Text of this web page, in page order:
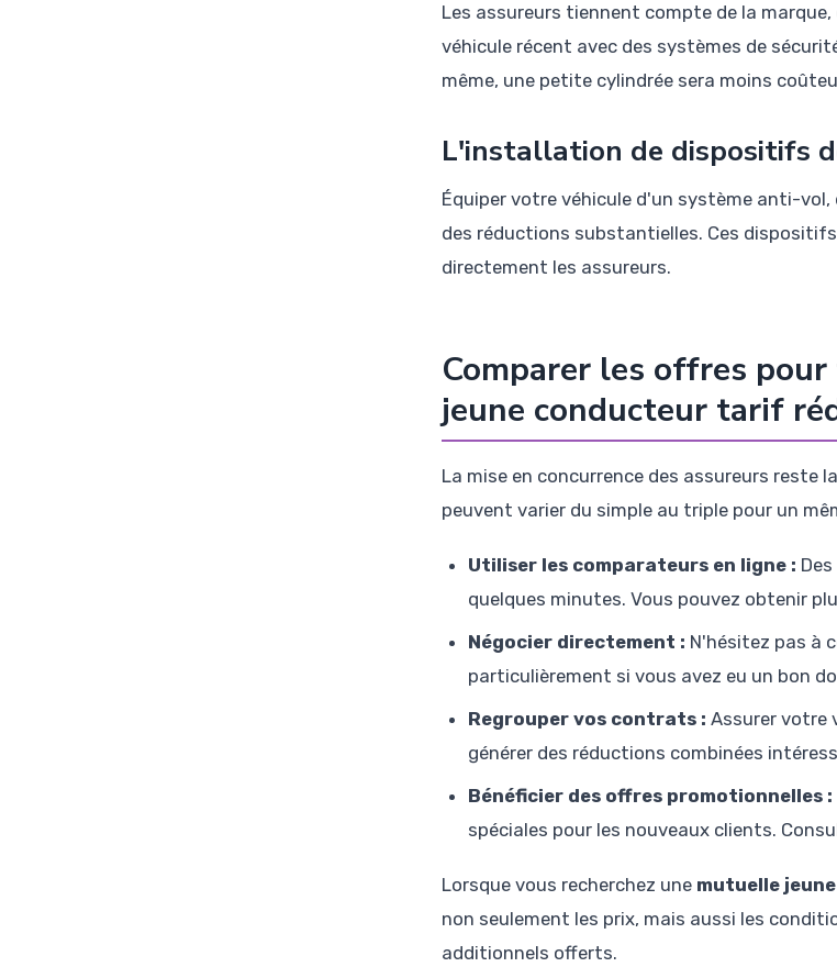
Les assureurs tiennent compte de la
véhicule récent avec des systèmes de
même, une petite cylindrée sera moins
L'installation de dispositifs
Équiper votre véhicule d'un système anti-
des réductions substantielles. Ces
directement les assureurs.
Comparer les offres
jeune conducteur tarif
La mise en concurrence des assureurs reste
peuvent varier du simple au triple pour un
Utiliser les comparateurs en ligne :
quelques minutes. Vous pouvez obtenir
Négocier directement : N'hésitez pas à
particulièrement si vous avez eu un bon
Regrouper vos contrats : Assurer votre
générer des réductions combinées
Bénéficier des offres promotionnelles :
spéciales pour les nouveaux clients.
Lorsque vous recherchez une mutuelle
non seulement les prix, mais aussi les
additionnels offerts.